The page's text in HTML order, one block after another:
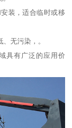
装，适合临时或移
无污染，。
具有广泛的应用价